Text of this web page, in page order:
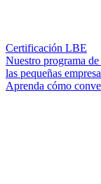
Certificación LBE
Nuestro programa
las pequeñas
Aprenda cómo